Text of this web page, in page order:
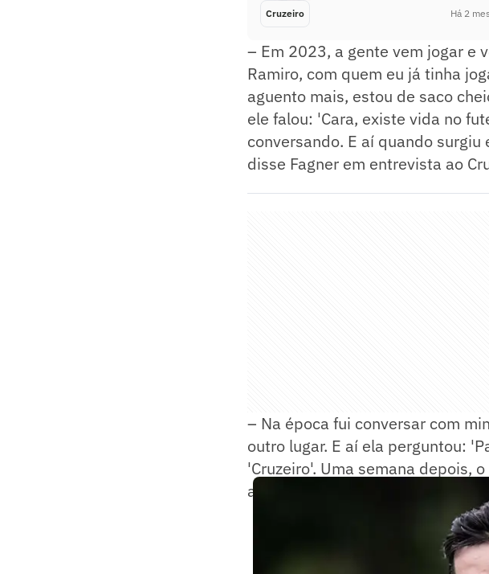
Cruzeiro Há 2
– Em 2023, a gente vem jogar e
Ramiro, com quem eu já tinha
aguento mais, estou de saco
ele falou: 'Cara, existe vida no
conversando. E aí quando
disse Fagner em entrevista ao
– Na época fui conversar com
outro lugar. E aí ela perguntou:
'Cruzeiro'. Uma semana depois,
acerta. Passou uma semana e